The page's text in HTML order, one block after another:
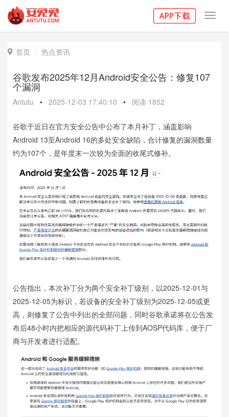
 首页 热点资讯
谷歌发布2025年12月Android安全公告：修复107
个漏洞
Antutu • 2025-12-03 17:40:10 • 阅读 1852
谷歌于近日在官方安全公告中公布了本月补丁，涵盖影响
Android 13至Android 16的多处安全缺陷，合计修复的漏洞数量
约为107个，是年度末一次较为全面的收尾式修补。
公告指出，本次补丁分为两个安全补丁级别，以2025-12-01与
2025-12-05为标识，若设备的安全补丁级别为2025-12-05或更
高，则修复了公告中列出的全部问题，同时谷歌承诺将在公告发
布后48小时内把相应的源代码补丁上传到AOSP代码库，便于厂
商与开发者进行适配。